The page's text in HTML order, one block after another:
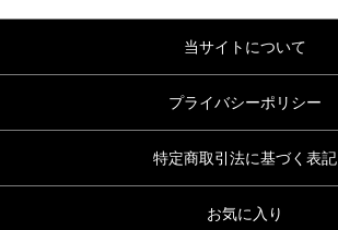
当サイトについて
プライバシーポリシー
特定商取引法に基づく表記
お気に入り